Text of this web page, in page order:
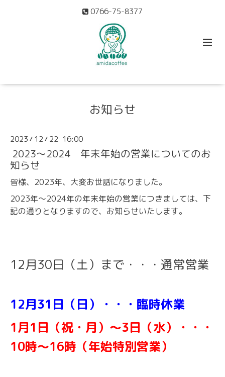
0766-75-8377
お知らせ
2023 / 12 / 22 16:00
2023〜2024 年末年始の営業についてのお
知らせ
皆様、2023年、大変お世話になりました。
2023年〜2024年の年末年始の営業につきましては、下
記の通りとなりますので、お知らせいたします。
12月30日（土）まで・・・通常営業
12月31日（日）・・・臨時休業
1月1日（祝・月）〜3日（水）・・・
10時〜16時（年始特別営業）